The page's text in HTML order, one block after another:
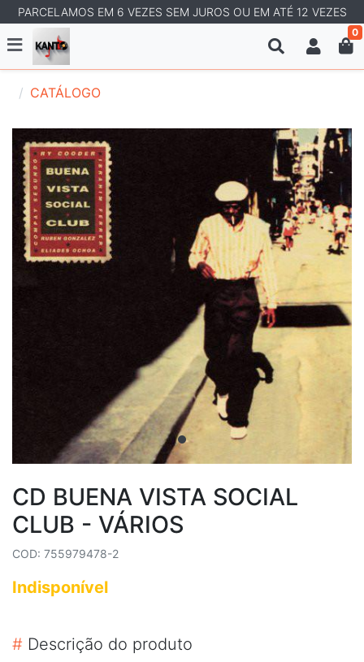
PARCELAMOS EM 6 VEZES SEM JUROS OU EM ATÉ 12 VEZES
0
CATÁLOGO
CD BUENA VISTA SOCIAL
CLUB - VÁRIOS
COD: 755979478-2
Indisponível
# Descrição do produto